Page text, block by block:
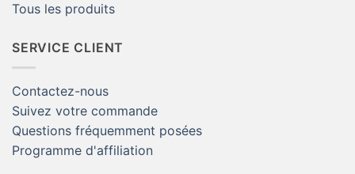
Tous les produits
SERVICE CLIENT
Contactez-nous
Suivez votre commande
Questions fréquemment posées
Programme d'affiliation